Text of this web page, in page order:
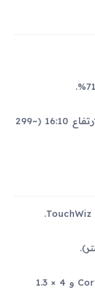
الدقة: 2560 × 1600 بيكسل، نسبة العرض إلى الارتفاع 16:10 (~299
المعالج: ثماني النواة (4 × 1.9 جيجاهرتز Cortex-A15 و 4 × 1.3